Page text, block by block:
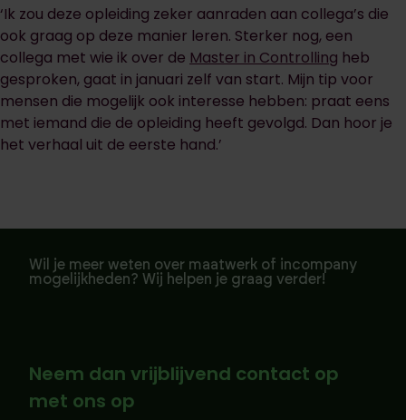
‘Ik zou deze opleiding zeker aanraden aan collega’s die
ook graag op deze manier leren. Sterker nog, een
collega met wie ik over de Master in Controlling heb
gesproken, gaat in januari zelf van start. Mijn tip voor
mensen die mogelijk ook interesse hebben: praat eens
met iemand die de opleiding heeft gevolgd. Dan hoor je
het verhaal uit de eerste hand.’
Wil je meer weten over maatwerk of incompany
mogelijkheden? Wij helpen je graag verder!
Neem dan vrijblijvend contact op
met ons op